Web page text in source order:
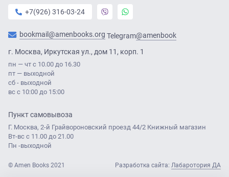
+7(926) 316-03-24
bookmail@amenbooks.org Telegram@amenbook
г. Москва, Иркутская ул., дом 11, корп. 1
пн — чт с 10.00 до 16.30
пт — выходной
сб - выходной
вс с 10:00 до 15:00
Пункт самовывоза
Г. Москва, 2-й Грайвороновский проезд 44/2 Книжный магазин
Вт-вс с 11.00 до 21.00
Пн -выходной
© Amen Books 2021 Разработка сайта: Лабаротория ДА